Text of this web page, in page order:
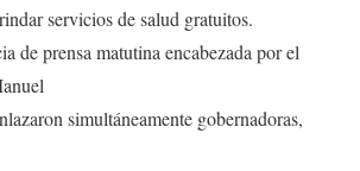
servicios de salud gratuitos.
de prensa matutina encabezada por el
simultáneamente gobernadoras,